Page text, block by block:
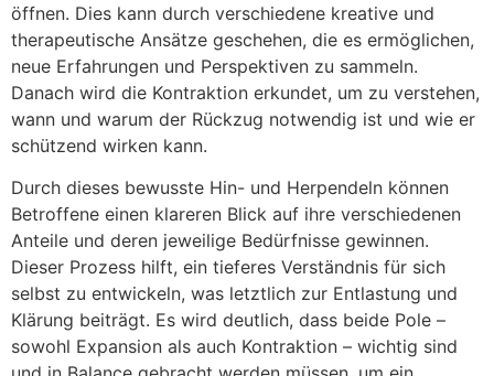
öffnen. Dies kann durch verschiedene kreative und
therapeutische Ansätze geschehen, die es ermöglichen,
neue Erfahrungen und Perspektiven zu sammeln.
Danach wird die Kontraktion erkundet, um zu verstehen,
wann und warum der Rückzug notwendig ist und wie er
schützend wirken kann.
Durch dieses bewusste Hin- und Herpendeln können
Betroffene einen klareren Blick auf ihre verschiedenen
Anteile und deren jeweilige Bedürfnisse gewinnen.
Dieser Prozess hilft, ein tieferes Verständnis für sich
selbst zu entwickeln, was letztlich zur Entlastung und
Klärung beiträgt. Es wird deutlich, dass beide Pole –
sowohl Expansion als auch Kontraktion – wichtig sind